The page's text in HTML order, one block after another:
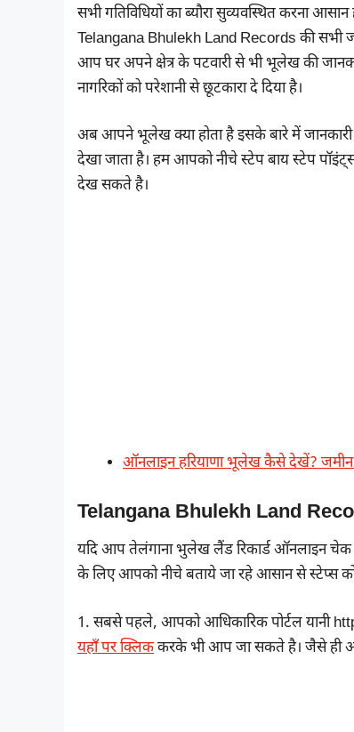
सभी गतिविधियों का ब्यौरा सुव्यवस्थित करना
Telangana Bhulekh Land Records की सभी
आप घर अपने क्षेत्र के पटवारी से भी भूलेख की
नागरिकों को परेशानी से छूटकारा दे दिया है।
अब आपने भूलेख क्या होता है इसके बारे में
देखा जाता है। हम आपको नीचे स्टेप बाय स्टेप
देख सकते है।
ऑनलाइन हरियाणा भूलेख कैसे देखें? जमीन
Telangana Bhulekh Land
यदि आप तेलंगाना भुलेख लैंड रिकार्ड ऑनलाइन
के लिए आपको नीचे बताये जा रहे आसान से स्टेप्स को
1. सबसे पहले, आपको आधिकारिक पोर्टल यानी
यहाँ पर क्लिककरके भी आप जा सकते है। जैसे ही